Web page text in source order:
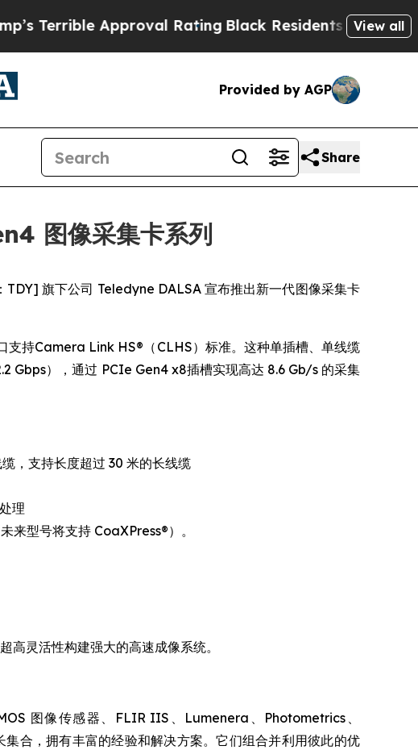
Approval RatingBlack Residents Warned ofView all
Provided by AGP
Share
图像采集卡系列
旗下公司 Teledyne DALSA 宣布推出新一代图像采集卡
支持Camera Link HS®（CLHS）标准。这种单插槽、单线缆
Gbps），通过 PCIe Gen4 x8插槽实现高达 8.6 Gb/s 的采集
，支持长度超过 30 米的长线缆
理
型号将支持 CoaXPress®）。
灵活性构建强大的高速成像系统。
图像传感器、FLIR IIS、Lumenera、Photometrics、
合，拥有丰富的经验和解决方案。它们组合并利用彼此的优